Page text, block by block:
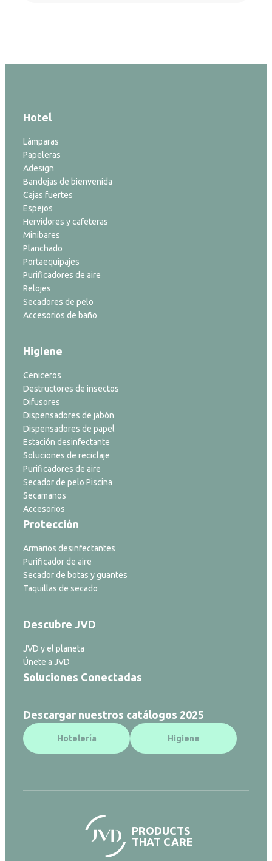
Hotel
Lámparas
Papeleras
Adesign
Bandejas de bienvenida
Cajas fuertes
Espejos
Hervidores y cafeteras
Minibares
Planchado
Portaequipajes
Purificadores de aire
Relojes
Secadores de pelo
Accesorios de baño
Higiene
Ceniceros
Destructores de insectos
Difusores
Dispensadores de jabón
Dispensadores de papel
Estación desinfectante
Soluciones de reciclaje
Purificadores de aire
Secador de pelo Piscina
Secamanos
Accesorios
Protección
Armarios desinfectantes
Purificador de aire
Secador de botas y guantes
Taquillas de secado
Descubre JVD
JVD y el planeta
Únete a JVD
Soluciones Conectadas
Descargar nuestros catálogos 2025
Hotelería Higiene
PRODUCTS
THAT CARE